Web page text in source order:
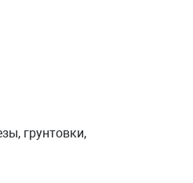
грунтовки,